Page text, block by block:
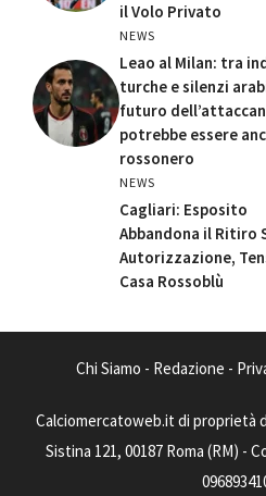
il Volo Privato
NEWS
Leao al Milan: tra
turche e silenzi
futuro
potrebbe essere
rossonero
NEWS
Cagliari: Esposito
Abbandona il Ritiro
Autorizzazione,
Casa Rossoblù
Chi Siamo - Redazione -
Calciomercatoweb.it di proprietà
Sistina 121, 00187 Roma (RM) -